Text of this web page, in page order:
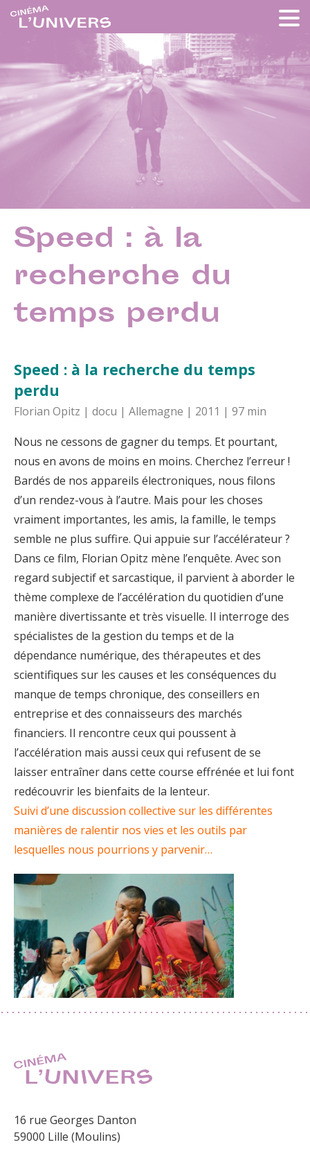
Speed : à la
recherche du
temps perdu
Speed : à la recherche du temps
perdu
Florian Opitz | docu | Allemagne | 2011 | 97 min
Nous ne cessons de gagner du temps. Et pourtant,
nous en avons de moins en moins. Cherchez l’erreur !
Bardés de nos appareils électroniques, nous filons
d’un rendez-vous à l’autre. Mais pour les choses
vraiment importantes, les amis, la famille, le temps
semble ne plus suffire. Qui appuie sur l’accélérateur ?
Dans ce film, Florian Opitz mène l’enquête. Avec son
regard subjectif et sarcastique, il parvient à aborder le
thème complexe de l’accélération du quotidien d’une
manière divertissante et très visuelle. Il interroge des
spécialistes de la gestion du temps et de la
dépendance numérique, des thérapeutes et des
scientifiques sur les causes et les conséquences du
manque de temps chronique, des conseillers en
entreprise et des connaisseurs des marchés
financiers. Il rencontre ceux qui poussent à
l’accélération mais aussi ceux qui refusent de se
laisser entraîner dans cette course effrénée et lui font
redécouvrir les bienfaits de la lenteur.
Suivi d’une discussion collective sur les différentes
manières de ralentir nos vies et les outils par
lesquelles nous pourrions y parvenir…
16 rue Georges Danton
59000 Lille (Moulins)